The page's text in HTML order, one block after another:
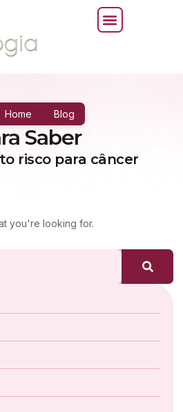
Home Blog
Saber
risco para câncer
you're looking for.